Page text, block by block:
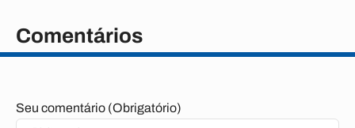
Comentários
Seu comentário (Obrigatório)